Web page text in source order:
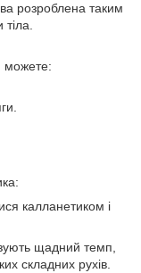
розроблена таким
можете:
калланетиком і
щадний темп,
складних рухів.